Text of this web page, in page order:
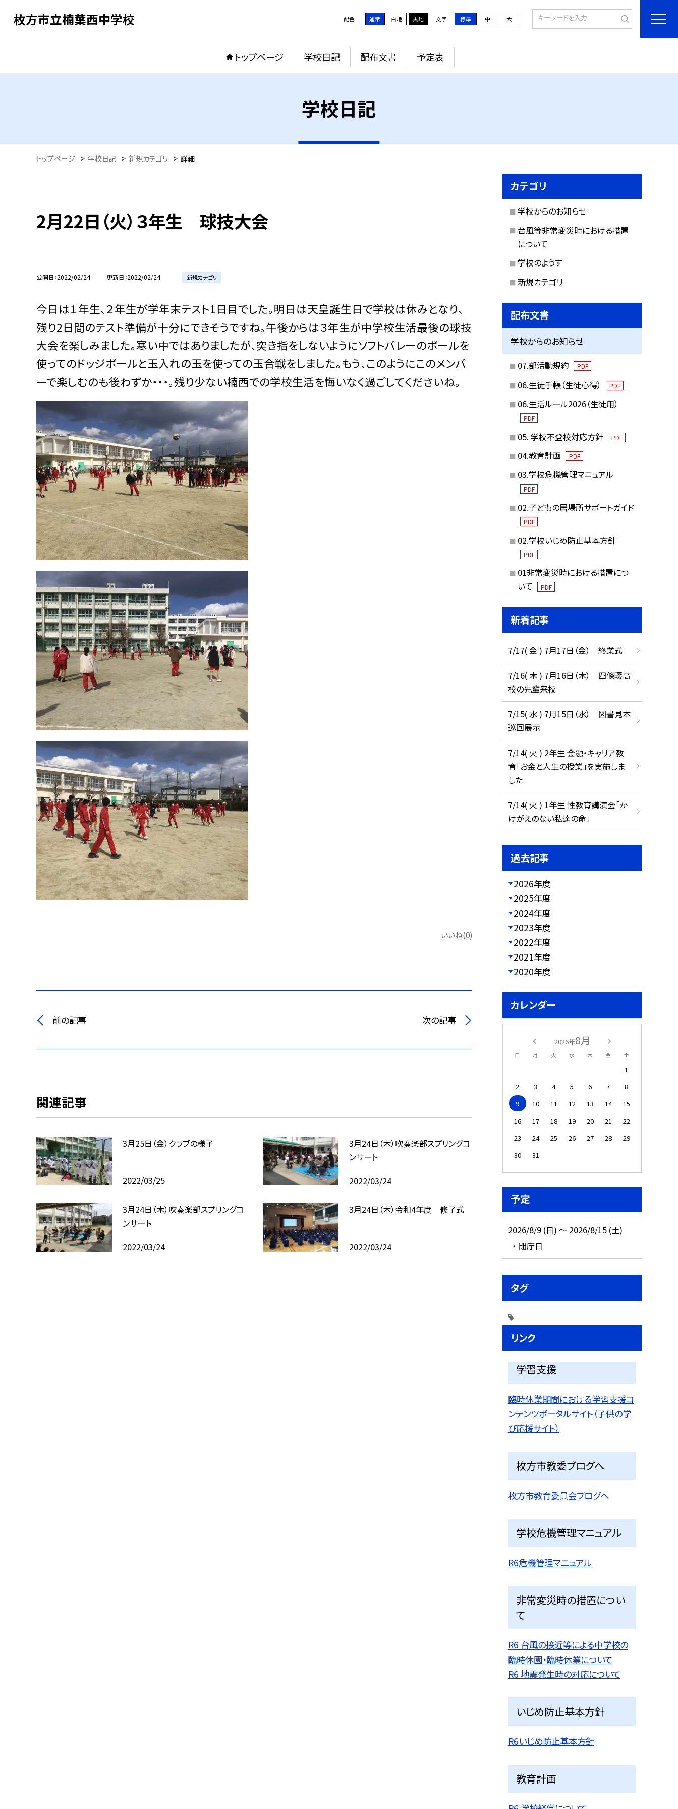
枚方市立楠葉西中学校 配色 通常 白地 黒地 文字 標準 中 大
トップページ 学校日記 配布文書 予定表
学校日記
トップページ > 学校日記 > 新規カテゴリ > 詳細
2月22日（火）３年生 球技大会
公開日 2022/02/24 更新日 2022/02/24 新規カテゴリ
今日は１年生、２年生が学年末テスト1日目でした。明日は天皇誕生日で学校は休みとなり、
残り2日間のテスト準備が十分にできそうですね。午後からは３年生が中学校生活最後の球技
大会を楽しみました。寒い中ではありましたが、突き指をしないようにソフトバレーのボールを
使ってのドッジボールと玉入れの玉を使っての玉合戦をしました。もう、このようにこのメンバ
ーで楽しむのも後わずか・・・。残り少ない楠西での学校生活を悔いなく過ごしてくださいね。
いいね(0)
前の記事 次の記事
関連記事
3月25日（金）クラブの様子
2022/03/25
3月24日（木）吹奏楽部スプリングコ
ンサート
2022/03/24
3月24日（木）吹奏楽部スプリングコ
ンサート
2022/03/24
3月24日（木）令和4年度 修了式
2022/03/24
カテゴリ
学校からのお知らせ
台風等非常変災時における措置
について
学校のようす
新規カテゴリ
配布文書
学校からのお知らせ
07.部活動規約 PDF
06.生徒手帳（生徒心得） PDF
06.生活ルール2026（生徒用）
PDF
05. 学校不登校対応方針 PDF
04.教育計画 PDF
03.学校危機管理マニュアル
PDF
02.子どもの居場所サポートガイド
PDF
02.学校いじめ防止基本方針
PDF
01非常変災時における措置につ
いて
PDF
新着記事
7/17( 金 ) 7月17日（金） 終業式
7/16( 木 ) 7月16日（木） 四條畷高
校の先輩来校
7/15( 水 ) 7月15日（水） 図書見本
巡回展示
7/14( 火 ) 2年生 金融・キャリア教
育「お金と人生の授業」を実施しま
した
7/14( 火 ) 1年生 性教育講演会「か
けがえのない私達の命」
過去記事
2026年度
2025年度
2024年度
2023年度
2022年度
2021年度
2020年度
カレンダー
2026年8月
日 月 火 水 木 金 土
1
2
3 4 5 6 7
8
9
10 11 12 13 14
15
16
17 18 19 20 21
22
23
24 25 26 27 28
29
30
31
予定
2026/8/9 (日) ～ 2026/8/15 (土)
閉庁日
タグ
リンク
学習支援
臨時休業期間における学習支援コ
ンテンツポータルサイト（子供の学
び応援サイト）
枚方市教委ブログへ
枚方市教育委員会ブログへ
学校危機管理マニュアル
R6危機管理マニュアル
非常変災時の措置につい
て
R6 台風の接近等による中学校の
臨時休園・臨時休業について
R6 地震発生時の対応について
いじめ防止基本方針
R6いじめ防止基本方針
教育計画